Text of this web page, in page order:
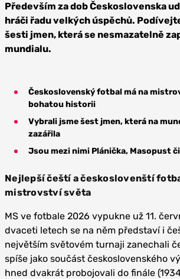
Především za dob Československa
hráči řadu velkých úspěchů.
šesti jmen, která se nesmazatelně
mundialu.
Československý fotbal má na
bohatou historii
Vybrali jsme šest jmen, která na
zazářila
Jsou mezi nimi Plánička, Masopust
Nejlepší čeští a českoslovenští
mistrovství světa
MS ve fotbale 2026 vypukne už 11.
dvaceti letech se na něm představí i
největším světovém turnaji zanechali
spíše jako součást československého
hned dvakrát probojovali do finále